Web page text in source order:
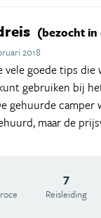
(bezocht
2018
goede tips
gebruiken bij
camper
maar de
7
Reisleiding